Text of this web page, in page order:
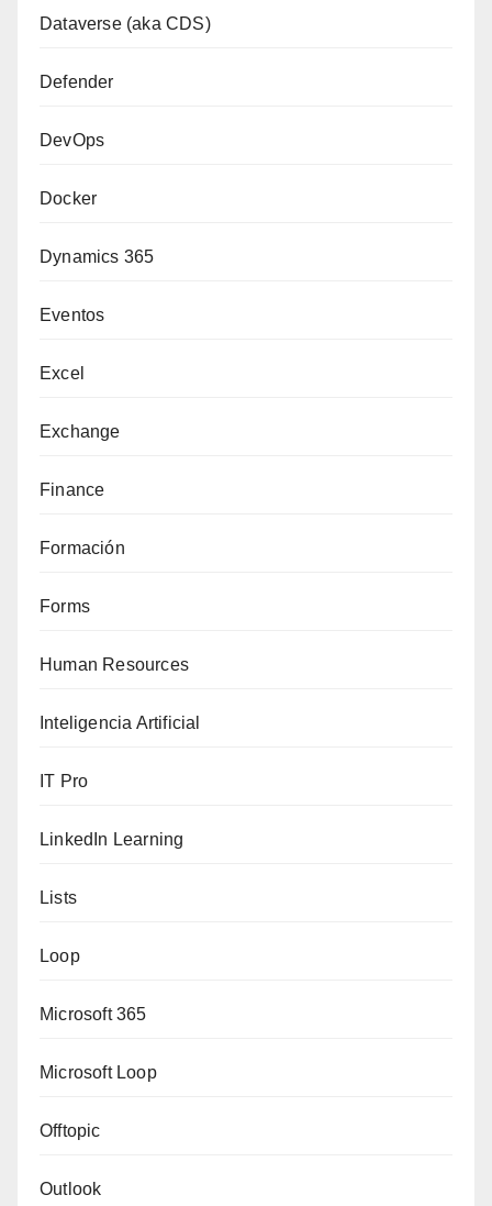
Dataverse (aka CDS)
Defender
DevOps
Docker
Dynamics 365
Eventos
Excel
Exchange
Finance
Formación
Forms
Human Resources
Inteligencia Artificial
IT Pro
LinkedIn Learning
Lists
Loop
Microsoft 365
Microsoft Loop
Offtopic
Outlook